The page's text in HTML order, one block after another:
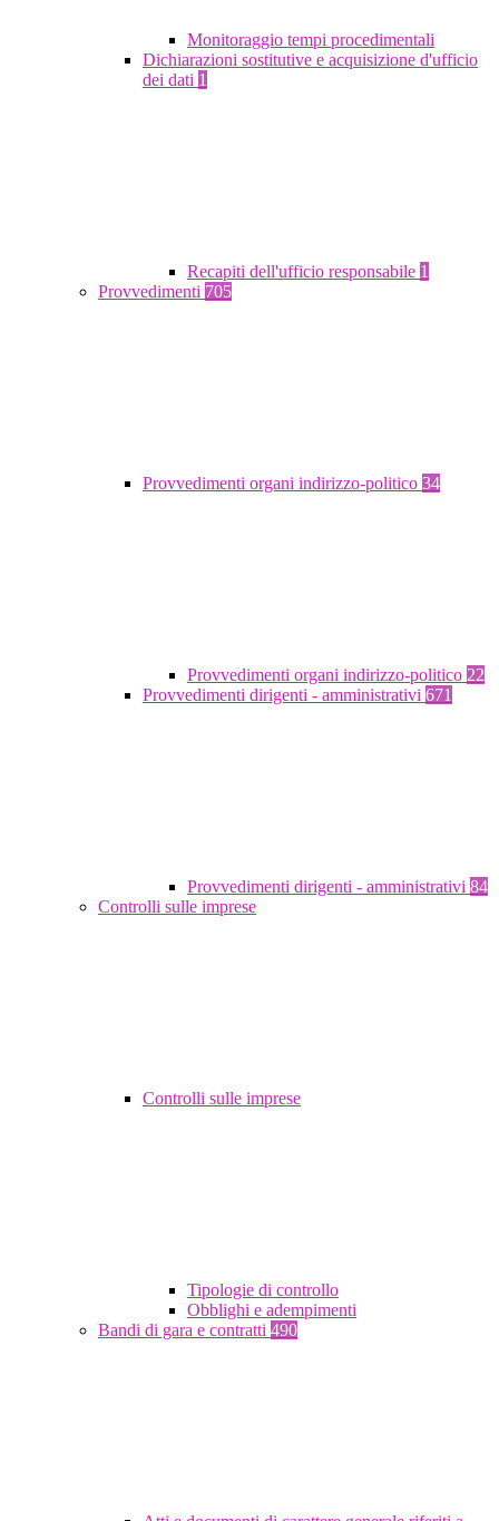
Monitoraggio tempi procedimentali
Dichiarazioni sostitutive e acquisizione d'ufficio
dei dati 1
Recapiti dell'ufficio responsabile 1
Provvedimenti 705
Provvedimenti organi indirizzo-politico 34
Provvedimenti organi indirizzo-politico 22
Provvedimenti dirigenti - amministrativi 671
Provvedimenti dirigenti - amministrativi 84
Controlli sulle imprese
Controlli sulle imprese
Tipologie di controllo
Obblighi e adempimenti
Bandi di gara e contratti 490